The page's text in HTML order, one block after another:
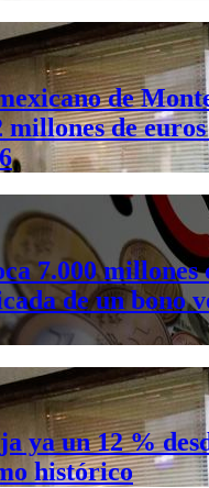
de
de euros
7.000 millones
de un bono
ya un 12 %
histórico